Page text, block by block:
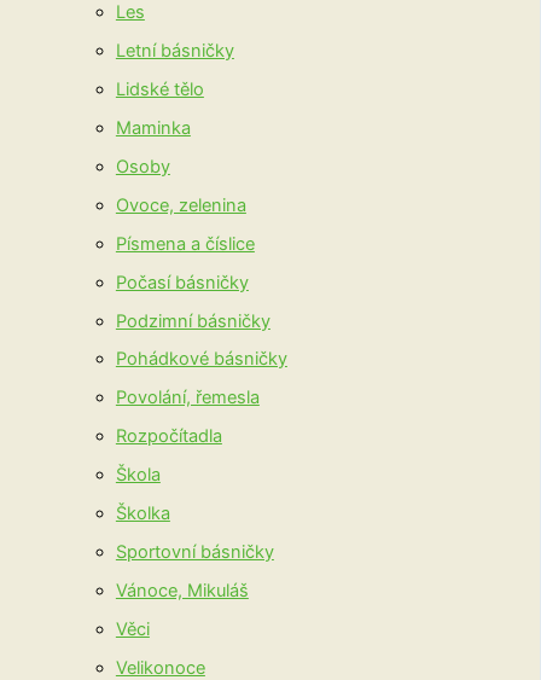
Les
Letní básničky
Lidské tělo
Maminka
Osoby
Ovoce, zelenina
Písmena a číslice
Počasí básničky
Podzimní básničky
Pohádkové básničky
Povolání, řemesla
Rozpočítadla
Škola
Školka
Sportovní básničky
Vánoce, Mikuláš
Věci
Velikonoce